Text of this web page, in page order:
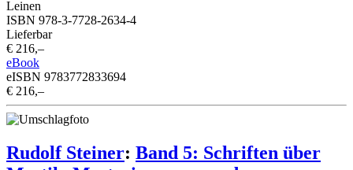
Leinen
ISBN 978-3-7728-2634-4
Lieferbar
€ 216,–
eBook
eISBN 9783772833694
€ 216,–
Rudolf Steiner: Band 5: Schriften über